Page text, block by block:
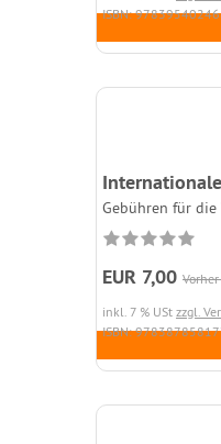
ISBN:
Gebühren für die
EUR 7,00
inkl. 7 % USt zzgl.
ISBN: